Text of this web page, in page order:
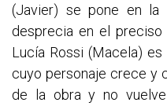
(Javier) se pone en la
desprecia en el preciso
Lucía Rossi (Macela) es
cuyo personaje crece y
de la obra y no vuelve